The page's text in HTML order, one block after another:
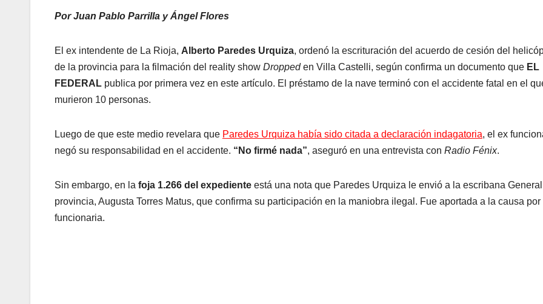
Por Juan Pablo Parrilla y Ángel Flores
El ex intendente de La Rioja, Alberto Paredes Urquiza, ordenó la escrituración del acuerdo de cesión del
de la provincia para la filmación del reality show Droppeden Villa Castelli, según confirma un documento que EL
FEDERAL publica por primera vez en este artículo. El préstamo de la nave terminó con el accidente fatal en el
murieron 10 personas.
Luego de que este medio revelara que Paredes Urquiza había sido citada a declaración indagatoria, el ex
negó su responsabilidad en el accidente. “No firmé nada”, aseguró en una entrevista con Radio Fénix.
Sin embargo, en la foja 1.266 del expediente está una nota que Paredes Urquiza le envió a la escribana
provincia, Augusta Torres Matus, que confirma su participación en la maniobra ilegal. Fue aportada a la causa por
funcionaria.